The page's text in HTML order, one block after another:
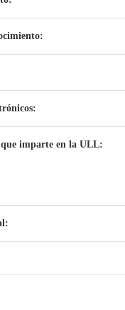
imparte en la ULL: